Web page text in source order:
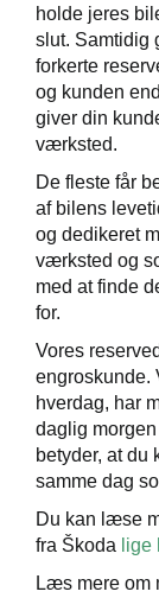
- B2B
holde jeres
slut. Samtidig
forkerte
og kunden
giver din
værksted.
De fleste får
af bilens
og dedikeret
værksted og
med at finde
for.
Vores
engroskunde.
hverdag, har
daglig
betyder, at du
samme dag
Du kan læse
fra Škoda lige
Læs mere om